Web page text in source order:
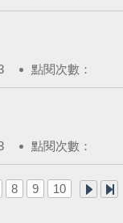
點閱次數：
點閱次數：
8 9
10